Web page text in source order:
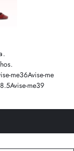
.
.
me36Avise-me
Avise-me39